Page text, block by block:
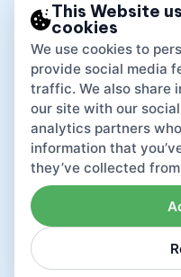
This Website
cookies
We use cookies to
provide social media
traffic. We also share
our site with our
analytics partners
information that
they’ve collected